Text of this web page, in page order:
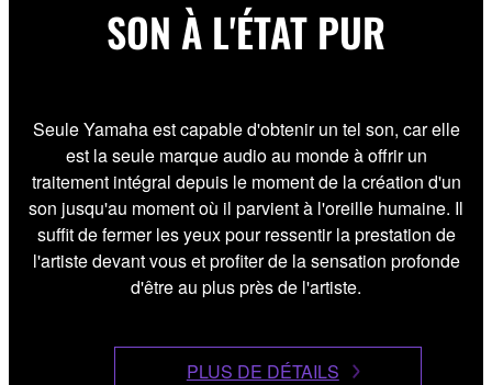
SON À L'ÉTAT PUR
Seule Yamaha est capable d'obtenir un tel son, car elle
est la seule marque audio au monde à offrir un
traitement intégral depuis le moment de la création d'un
son jusqu'au moment où il parvient à l'oreille humaine. Il
suffit de fermer les yeux pour ressentir la prestation de
l'artiste devant vous et profiter de la sensation profonde
d'être au plus près de l'artiste.
PLUS DE DÉTAILS